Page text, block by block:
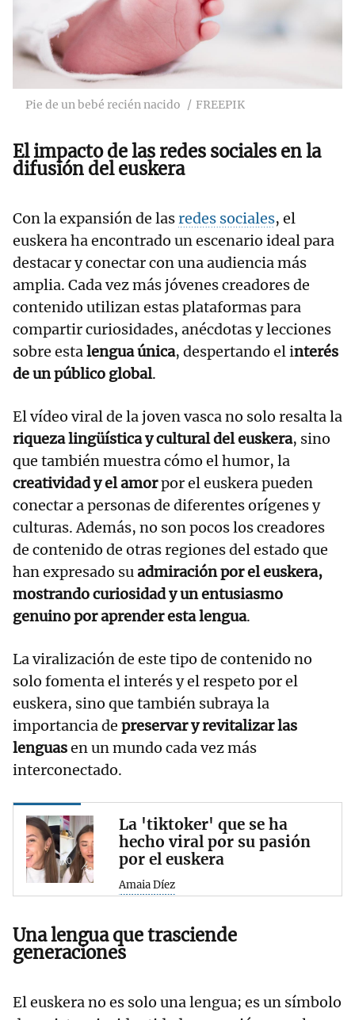
Pie de un bebé recién nacido FREEPIK
El impacto de las redes sociales en la
difusión del euskera
Con la expansión de lasredes sociales, el
euskera ha encontrado un escenario ideal para
destacar y conectar con una audiencia más
amplia. Cada vez más jóvenes creadores de
contenido utilizan estas plataformas para
compartir curiosidades, anécdotas y lecciones
sobre estalengua única, despertando el interés
de un público global.
El vídeo viral de la joven vasca no solo resalta la
riqueza lingüística y cultural del euskera, sino
que también muestra cómo el humor, la
creatividad y el amorpor el euskera pueden
conectar a personas de diferentes orígenes y
culturas. Además, no son pocos los creadores
de contenido de otras regiones del estado que
han expresado suadmiración por el euskera,
mostrando curiosidad y un entusiasmo
genuino por aprender esta lengua.
La viralización de este tipo de contenido no
solo fomenta el interés y el respeto por el
euskera, sino que también subraya la
importancia de preservar y revitalizar las
lenguasen un mundo cada vez más
interconectado.
La 'tiktoker' que se ha
hecho viral por su pasión
por el euskera
Amaia Díez
Una lengua que trasciende
generaciones
El euskera no es solo una lengua; es un símbolo